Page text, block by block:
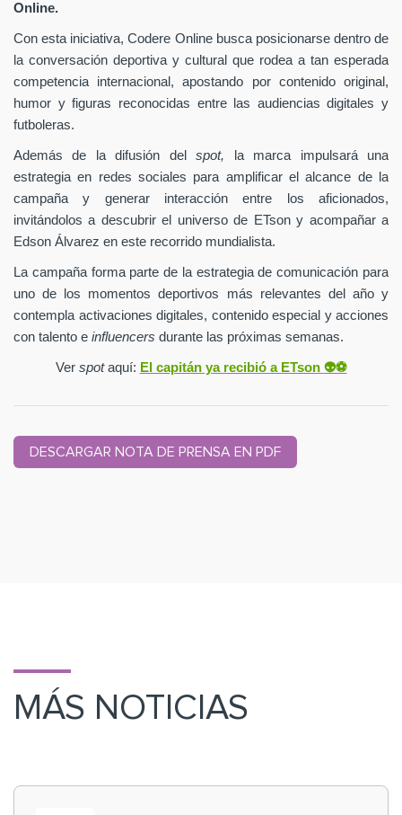
Online.
Con esta iniciativa, Codere Online busca posicionarse dentro de
la conversación deportiva y cultural que rodea a tan esperada
competencia internacional, apostando por contenido original,
humor y figuras reconocidas entre las audiencias digitales y
futboleras.
Además de la difusión delspot,
la marca impulsará una
estrategia en redes sociales para amplificar el alcance de la
campaña y generar interacción entre los aficionados,
invitándolos a descubrir el universo de ETson y acompañar a
Edson Álvarez en este recorrido mundialista.
La campaña forma parte de la estrategia de comunicación para
uno de los momentos deportivos más relevantes del año y
contempla activaciones digitales, contenido especial y acciones
con talento e influencers durante las próximas semanas.
Ver spotaquí: El capitán ya recibió a ETson 👽⚽️
DESCARGAR NOTA DE PRENSA EN PDF
MÁS NOTICIAS